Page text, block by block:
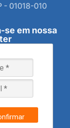
- 01018-010
se em nossa